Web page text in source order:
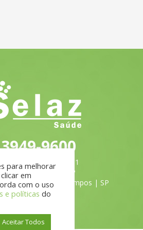
9600
Shishima Hifumi, 2911
Tecnológico UNIVAP
| São José dos Campos | SP
de Privacidade
para melhorar
em
com o uso
e políticas do
Aceitar Todos